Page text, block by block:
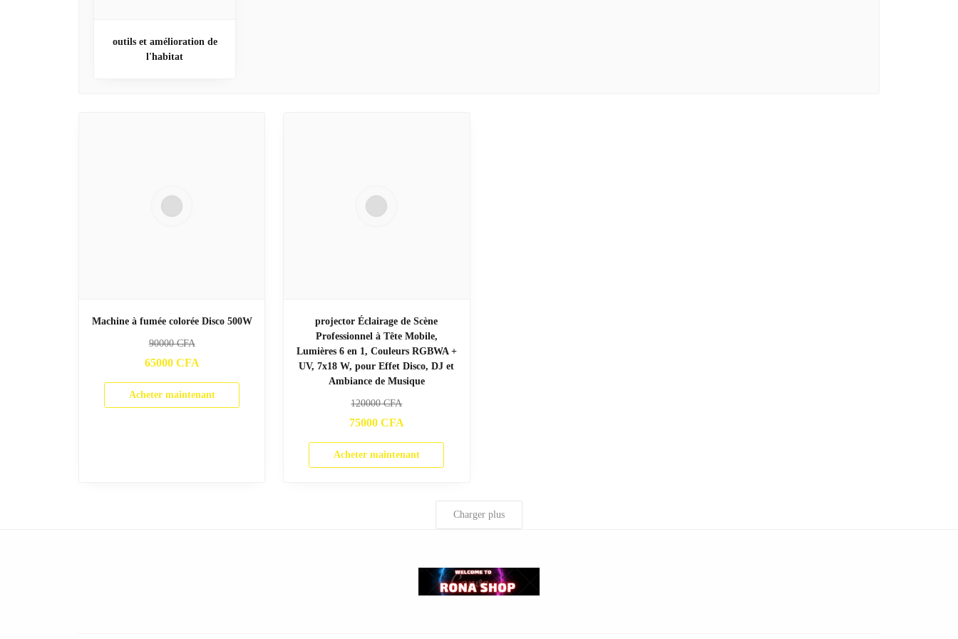
outils et amélioration de
l'habitat
Machine à fumée colorée Disco 500W
90000CFA
65000CFA
Acheter maintenant
projector Éclairage de Scène
Professionnel à Tête Mobile,
Lumières 6 en 1, Couleurs RGBWA +
UV, 7x18 W, pour Effet Disco, DJ et
Ambiance de Musique
120000CFA
75000CFA
Acheter maintenant
Charger plus